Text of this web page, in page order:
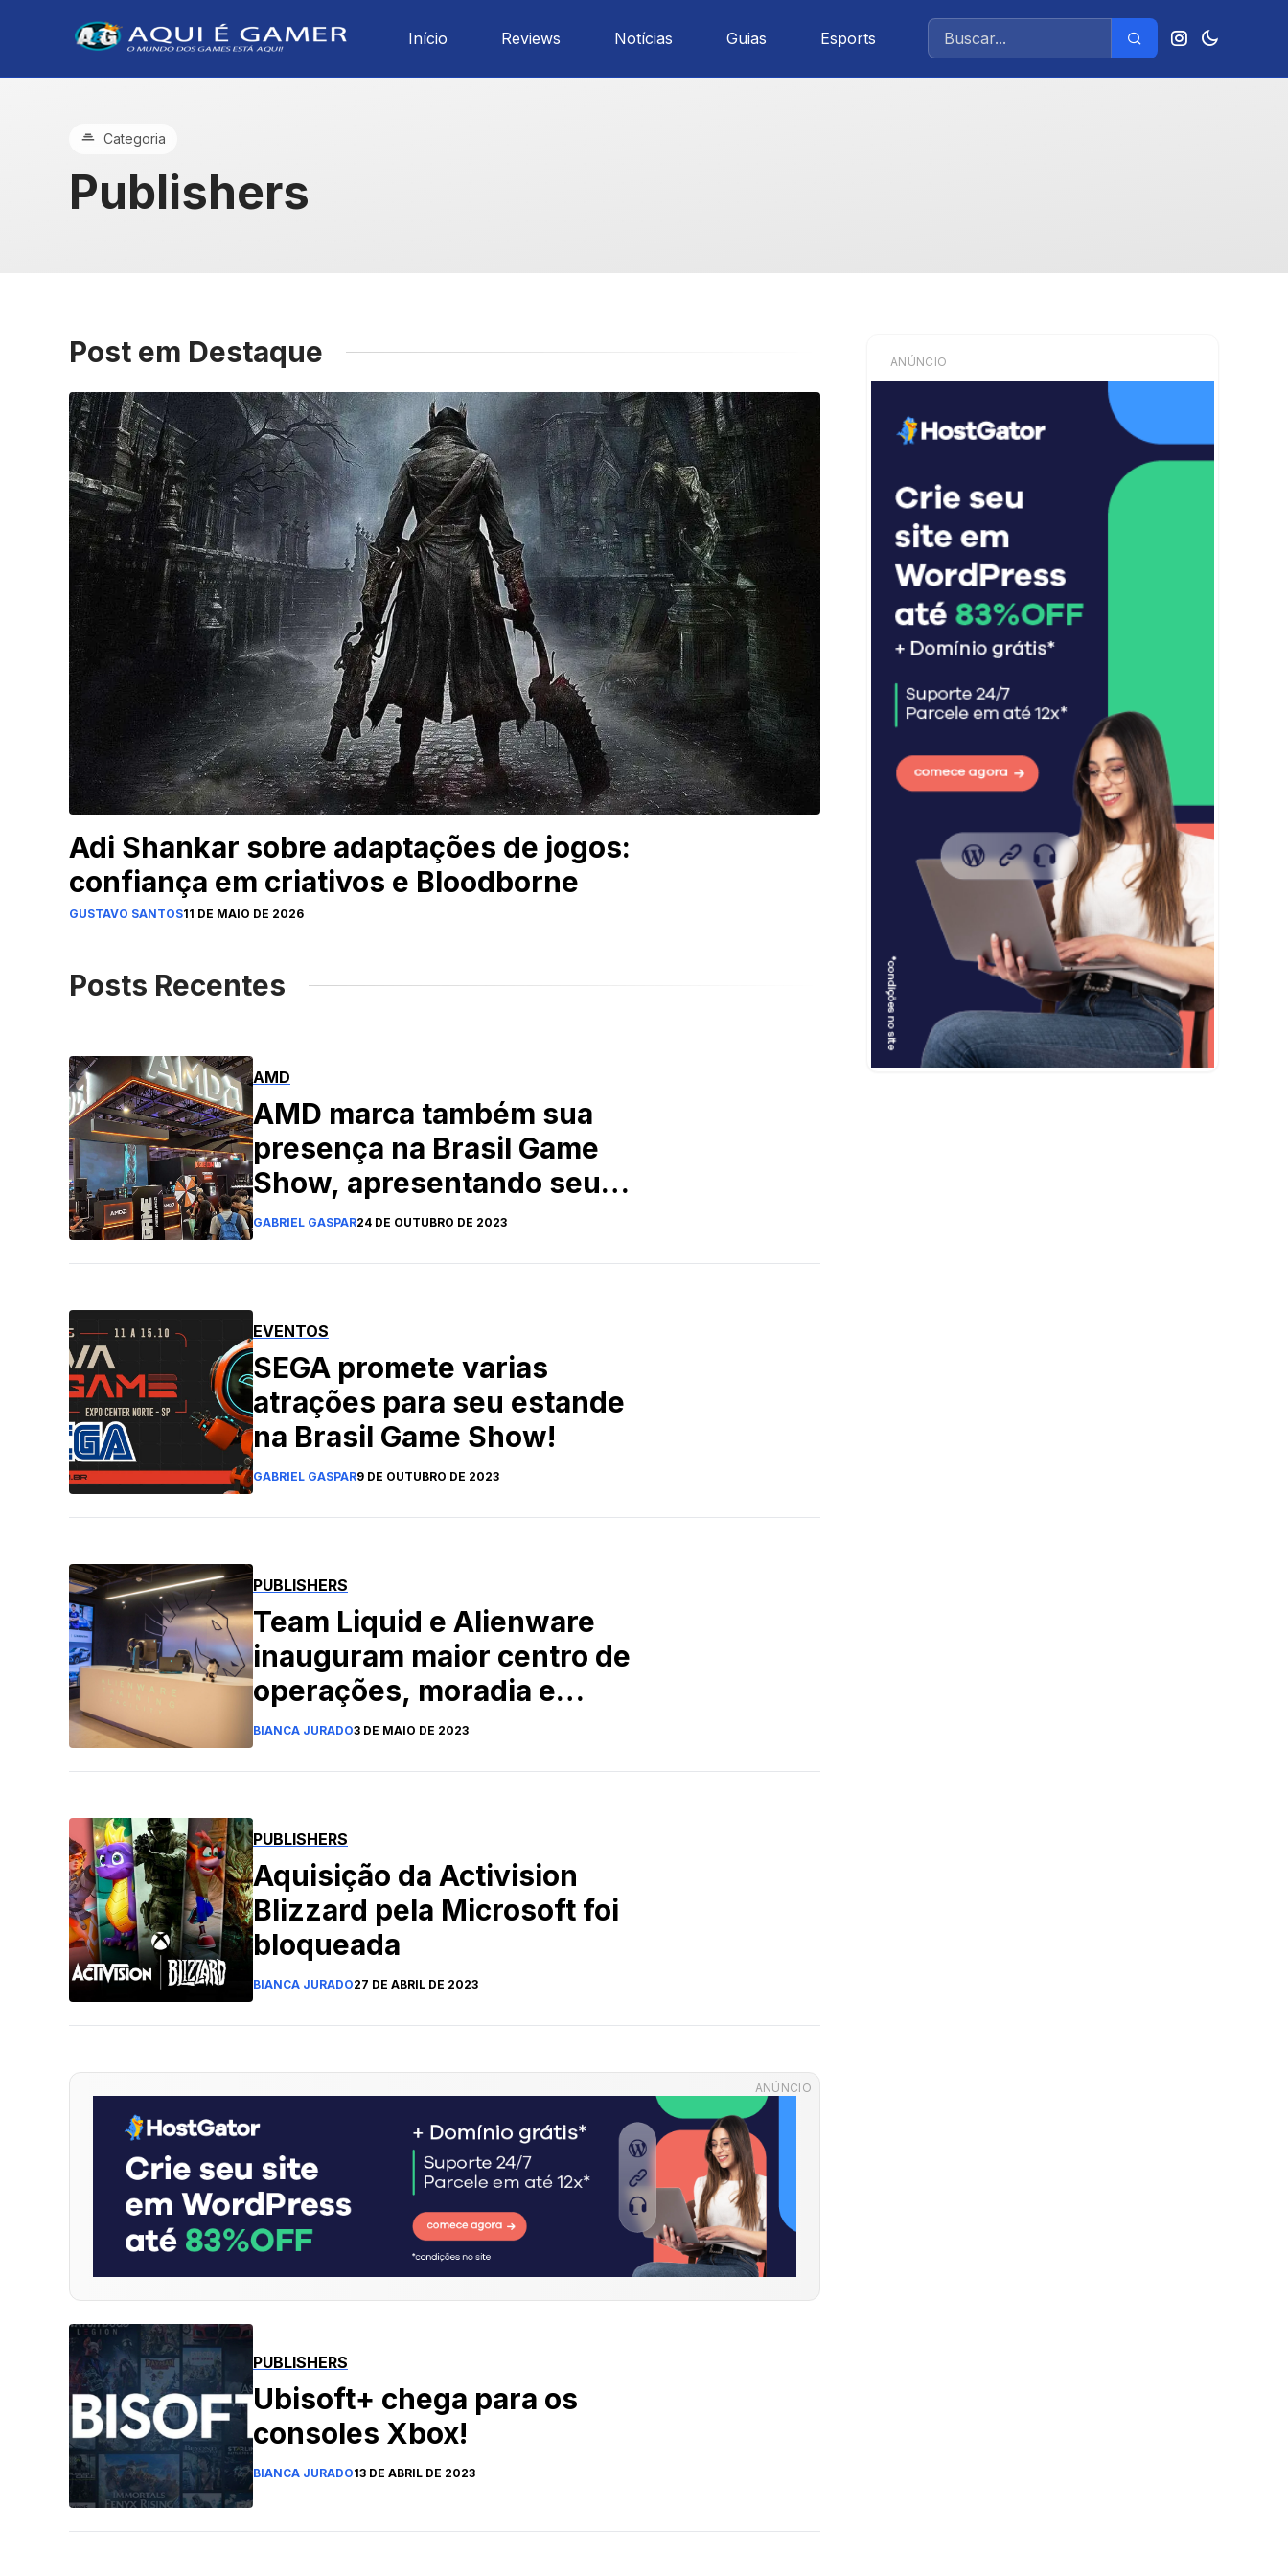
Início Reviews Notícias Guias Esports
Categoria
Publishers
Post em Destaque
Adi Shankar sobre adaptações de jogos:
confiança em criativos e Bloodborne
GUSTAVO SANTOS11 DE MAIO DE 2026
Posts Recentes
AMD
AMD marca também sua
presença na Brasil Game
Show, apresentando seu
portfólio de ultima geração
GABRIEL GASPAR24 DE OUTUBRO DE 2023
EVENTOS
SEGA promete varias
atrações para seu estande
na Brasil Game Show!
GABRIEL GASPAR9 DE OUTUBRO DE 2023
PUBLISHERS
Team Liquid e Alienware
inauguram maior centro de
operações, moradia e
treinamento do mundo
São Paulo
BIANCA JURADO3 DE MAIO DE 2023
PUBLISHERS
Aquisição da Activision
Blizzard pela Microsoft foi
bloqueada
BIANCA JURADO27 DE ABRIL DE 2023
ANÚNCIO
PUBLISHERS
Ubisoft+ chega para os
consoles Xbox!
BIANCA JURADO13 DE ABRIL DE 2023
ANÚNCIO